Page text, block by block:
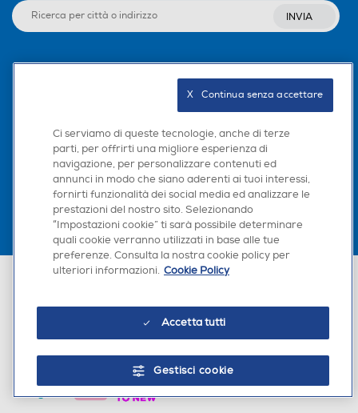
INVIA
Scarica la nostra app
Euronics Italia SpA. Sede legale Via Montefeltro, 6/a 20156 Milano
Ci serviamo di queste tecnologie, anche di terze
parti, per offrirti una migliore esperienza di
navigazione, per personalizzare contenuti ed
annunci in modo che siano aderenti ai tuoi interessi,
fornirti funzionalità dei social media ed analizzare le
prestazioni del nostro sito. Selezionando
“Impostazioni cookie” ti sarà possibile determinare
quali cookie verranno utilizzati in base alle tue
preferenze. Consulta la nostra cookie policy per
ulteriori informazioni. Cookie Policy
Accetta tutti
Gestisci cookie
X   Continua senza accettare